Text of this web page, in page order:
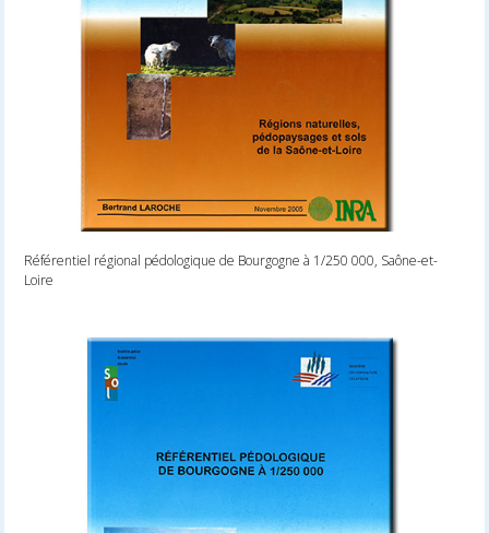
Référentiel régional pédologique de Bourgogne à 1/250 000, Saône-et-
Loire